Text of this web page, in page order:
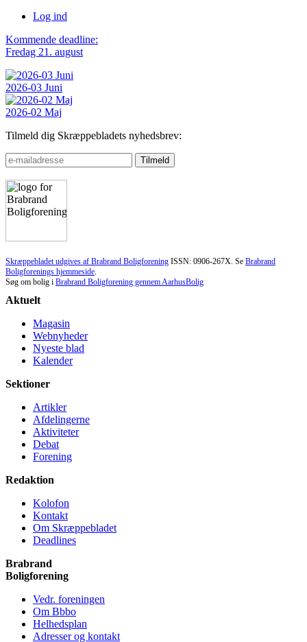
Log ind
Kommende deadline:
Fredag 21. august
2026-03 Juni
2026-02 Maj
Tilmeld dig Skræppebladets nyhedsbrev:
Skræppebladet udgives af Brabrand Boligforening ISSN: 0906-267X. Se Brabrand
Boligforenings hjemmeside.
Søg om bolig i Brabrand Boligforening gennem AarhusBolig
Aktuelt
Magasin
Webnyheder
Nyeste blad
Kalender
Sektioner
Artikler
Afdelingerne
Aktiviteter
Debat
Forening
Redaktion
Kolofon
Kontakt
Om Skræppe­bladet
Deadlines
Brabrand
Bolig­forening
Vedr. foreningen
Om Bbbo
Helheds­plan
Adresser og kontakt